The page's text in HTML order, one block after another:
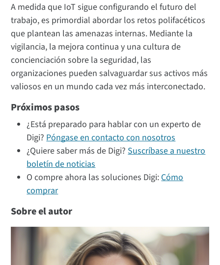
A medida que IoT sigue configurando el futuro del
trabajo, es primordial abordar los retos polifacéticos
que plantean las amenazas internas. Mediante la
vigilancia, la mejora continua y una cultura de
concienciación sobre la seguridad, las
organizaciones pueden salvaguardar sus activos más
valiosos en un mundo cada vez más interconectado.
Próximos pasos
¿Está preparado para hablar con un experto de
Digi? Póngase en contacto con nosotros
¿Quiere saber más de Digi? Suscríbase a nuestro
boletín de noticias
O compre ahora las soluciones Digi: Cómo
comprar
Sobre el autor